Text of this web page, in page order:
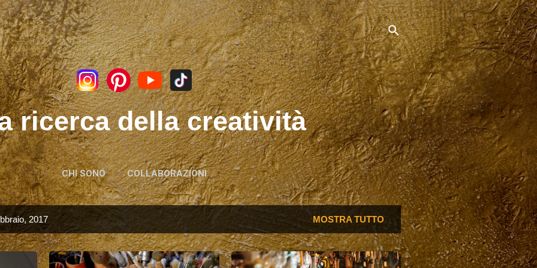
Passa ai contenuti principali
ricerca della creatività
CHI SONO COLLABORAZIONI
2017 MOSTRA TUTTO